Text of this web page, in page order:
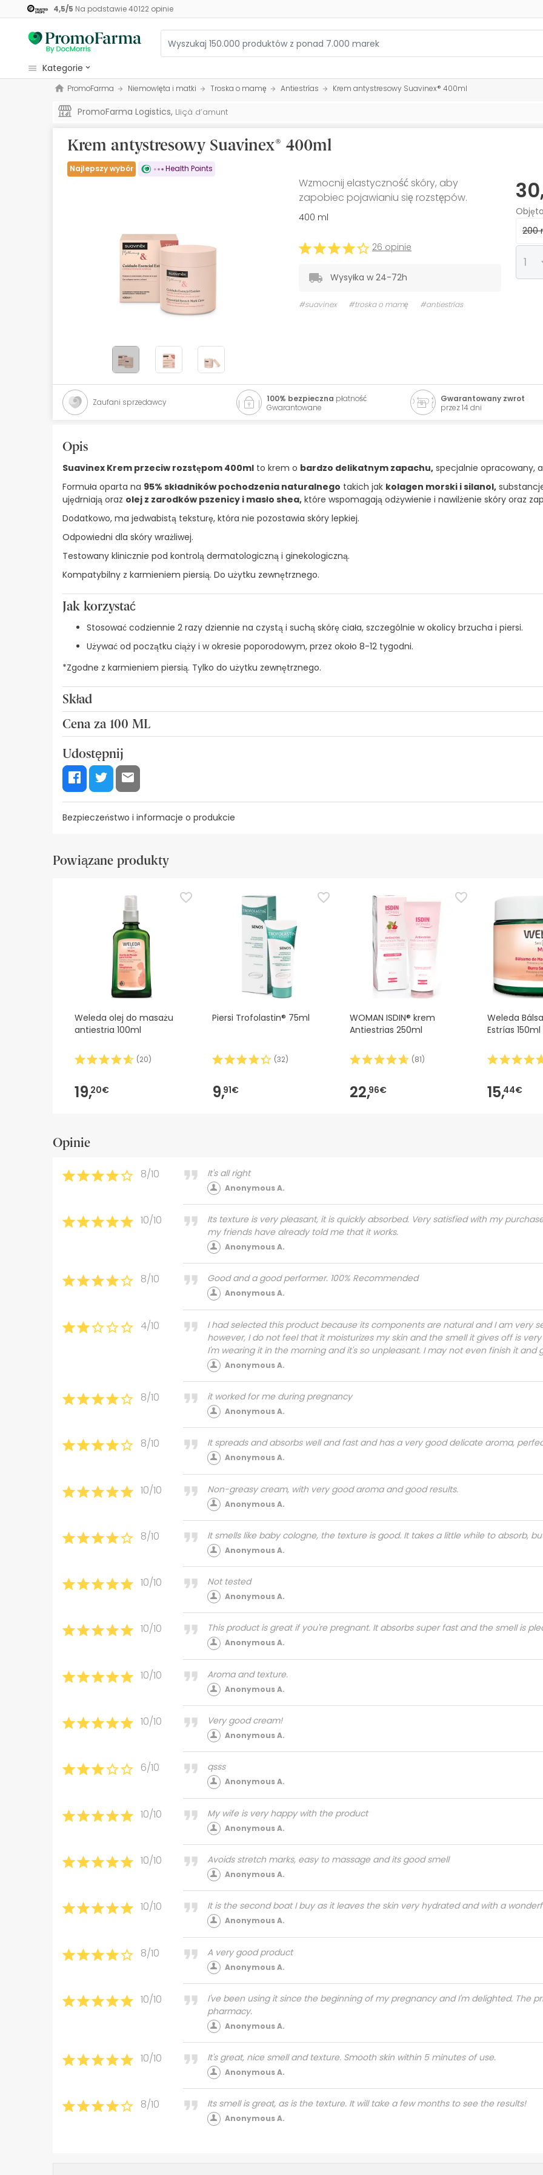
4,5/5 Na podstawie40122opinie
kategorie
Kosmetyki
Zdrowie
Higiena
Dietetyka
Kosmetyki naturalne
Health Points
PromoFarma Niemowlęta i matki Troska o mamę Antiestrías Krem antystresowy Suavinex® 400ml
PromoFarma Logistics, Lliçà d’amunt
Krem antystresowy Suavinex® 400ml
Najlepszy wybór Health Points
200
Wzmocnij elastyczność skóry, aby
zapobiec pojawianiu się rozstępów.
400 ml
26 opinie
Wysyłka w 24-72h
#suavinex #troska o mamę #antiestrías
Zaufani sprzedawcy 100% bezpieczna płatność
Gwarantowane
Gwarantowany zwrot
przez 14 dni
Opis
Suavinex Krem przeciw rozstępom 400ml to krem o bardzo delikatnym zapachu, specjalnie opracowany,
Formuła oparta na 95% składników pochodzenia naturalnego takich jak kolagen morski i silanol,
ujędrniają oraz olej z zarodków pszenicy i masło shea, które wspomagają odżywienie i nawilżenie skóry oraz
Dodatkowo, ma jedwabistą teksturę, która nie pozostawia skóry lepkiej.
Odpowiedni dla skóry wrażliwej.
Testowany klinicznie pod kontrolą dermatologiczną i ginekologiczną.
Kompatybilny z karmieniem piersią. Do użytku zewnętrznego.
Jak korzystać
Stosować codziennie 2 razy dziennie na czystą i suchą skórę ciała, szczególnie w okolicy brzucha i piersi.
Używać od początku ciąży i w okresie poporodowym, przez około 8-12 tygodni.
*Zgodne z karmieniem piersią. Tylko do użytku zewnętrznego.
Skład
ALKOHOL DENAT. AQUA BENZYL ALKOHOL. BENZYL BENZOATE. CENTELLA ASIATICA EXTRACT. CITRAL KWAS
EKWRAKTU EQUISETUM. GLICERYNA STYRAN GLICERYJNY. WYCIĄG Z SZPITANU HAMAMELIS. EKSTRAKT Z MIODU HELIX.
CANINA FRUIT OIL. KWASU SALIKOWLANOWEGO. KWAS SORBICOWY. KWAS STEAROWY. OCTAN TOCOPHERYL. LIMONEN.
Cena za 100 ML
Udostępnij
Bezpieczeństwo i informacje o produkcie
Zasoby bezpieczeństwa wizualnego
zalecamy zapoznanie się z informacjami dotyczącymi bezpieczeństwa dołączonymi do produktu przed jego
bezpieczeństwa, prosimy o kontakt. Ponadto, jeśli chcesz, możesz również zwrócić produkt, postępując
Powiązane produkty
Weleda olej do masażu
antiestria 100ml
(20)
19,20€
Piersi Trofolastin® 75ml
(32)
9,91€
WOMAN ISDIN® krem
Antiestrias 250ml
(81)
22,96€
Weleda
Estrías 150ml
15,44€
Opinie
8/10 It's all right
Anonymous A.
10/10
Its texture is very pleasant, it is quickly absorbed. Very satisfied with my
my friends have already told me that it works.
Anonymous A.
8/10 Good and a good performer. 100% Recommended
Anonymous A.
4/10
I had selected this product because its components are natural and I am very
however, I do not feel that it moisturizes my skin and the smell it gives off is
I'm wearing it in the morning and it's so unpleasant. I may not even finish it and
Anonymous A.
8/10 it worked for me during pregnancy
Anonymous A.
8/10 It spreads and absorbs well and fast and has a very good delicate aroma,
Anonymous A.
10/10 Non-greasy cream, with very good aroma and good results.
Anonymous A.
8/10 It smells like baby cologne, the texture is good. It takes a little while to absorb,
Anonymous A.
10/10 Not tested
Anonymous A.
10/10 This product is great if you're pregnant. It absorbs super fast and the smell is
Anonymous A.
10/10 Aroma and texture.
Anonymous A.
10/10 Very good cream!
Anonymous A.
6/10 qsss
Anonymous A.
10/10 My wife is very happy with the product
Anonymous A.
10/10 Avoids stretch marks, easy to massage and its good smell
Anonymous A.
10/10 It is the second boat I buy as it leaves the skin very hydrated and with a
Anonymous A.
8/10 A very good product
Anonymous A.
10/10
I've been using it since the beginning of my pregnancy and I'm delighted. The
pharmacy.
Anonymous A.
10/10 It's great, nice smell and texture. Smooth skin within 5 minutes of use.
Anonymous A.
8/10 Its smell is great, as is the texture. It will take a few months to see the results!
Anonymous A.